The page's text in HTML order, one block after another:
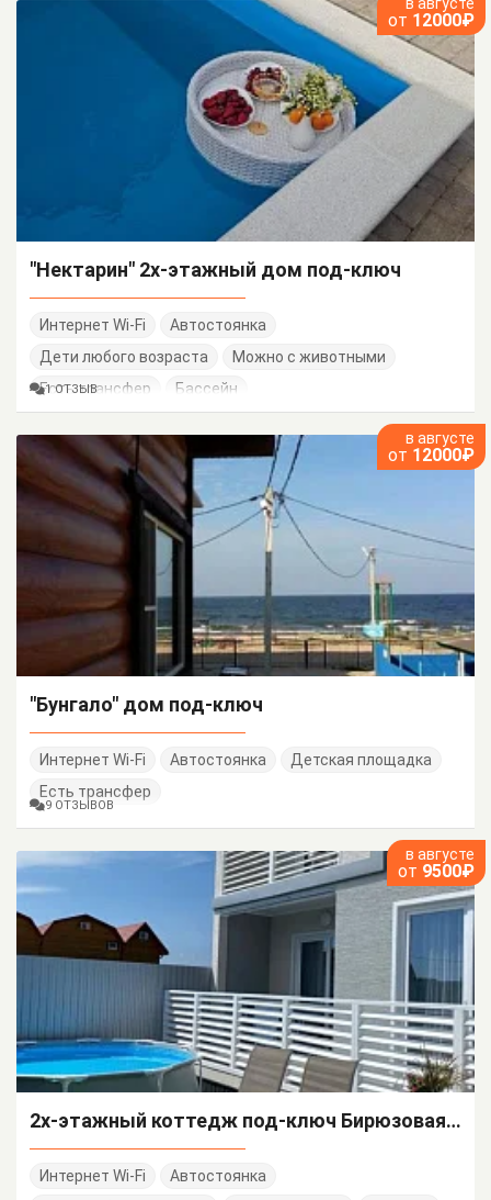
от 12000₽
"Нектарин" 2х-этажный дом под-ключ
Интернет Wi-Fi
Автостоянка
Дети любого возраста
Можно с животными
Есть трансфер
Бассейн
1 ОТЗЫВ
в августе
от 12000₽
"Бунгало" дом под-ключ
Интернет Wi-Fi Автостоянка
Детская площадка
Есть трансфер
9 ОТЗЫВОВ
в августе
от 9500₽
2х-этажный коттедж под-ключ Бирюзовая 20
Интернет Wi-Fi
Автостоянка